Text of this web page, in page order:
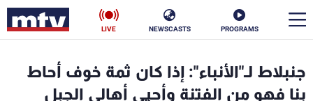
PROGRAMS
NEWSCASTS
LIVE
جنبلاط لـ"الأنباء": إذا كان ثمة خوف أحاط
بنا فهو من الفتنة وأحيي أهالي الجبل
الأخبار